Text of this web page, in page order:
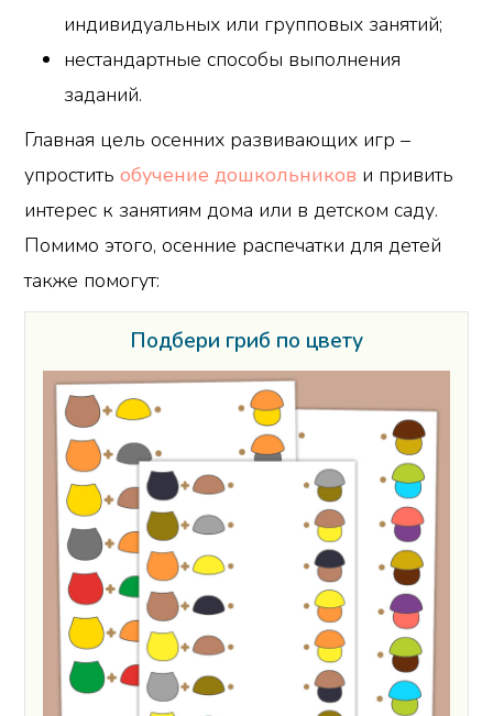
индивидуальных или групповых занятий;
нестандартные способы выполнения
заданий.
Главная цель осенних развивающих игр –
упроститьобучение дошкольников и привить
интерес к занятиям дома или в детском саду.
Помимо этого, осенние распечатки для детей
также помогут:
Подбери гриб по цвету